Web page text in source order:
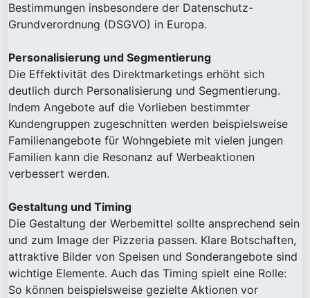
Bestimmungen insbesondere der Datenschutz-
Grundverordnung (DSGVO) in Europa.
Personalisierung und Segmentierung
Die Effektivität des Direktmarketings erhöht sich
deutlich durch Personalisierung und Segmentierung.
Indem Angebote auf die Vorlieben bestimmter
Kundengruppen zugeschnitten werden beispielsweise
Familienangebote für Wohngebiete mit vielen jungen
Familien kann die Resonanz auf Werbeaktionen
verbessert werden.
Gestaltung und Timing
Die Gestaltung der Werbemittel sollte ansprechend sein
und zum Image der Pizzeria passen. Klare Botschaften,
attraktive Bilder von Speisen und Sonderangebote sind
wichtige Elemente. Auch das Timing spielt eine Rolle:
So können beispielsweise gezielte Aktionen vor